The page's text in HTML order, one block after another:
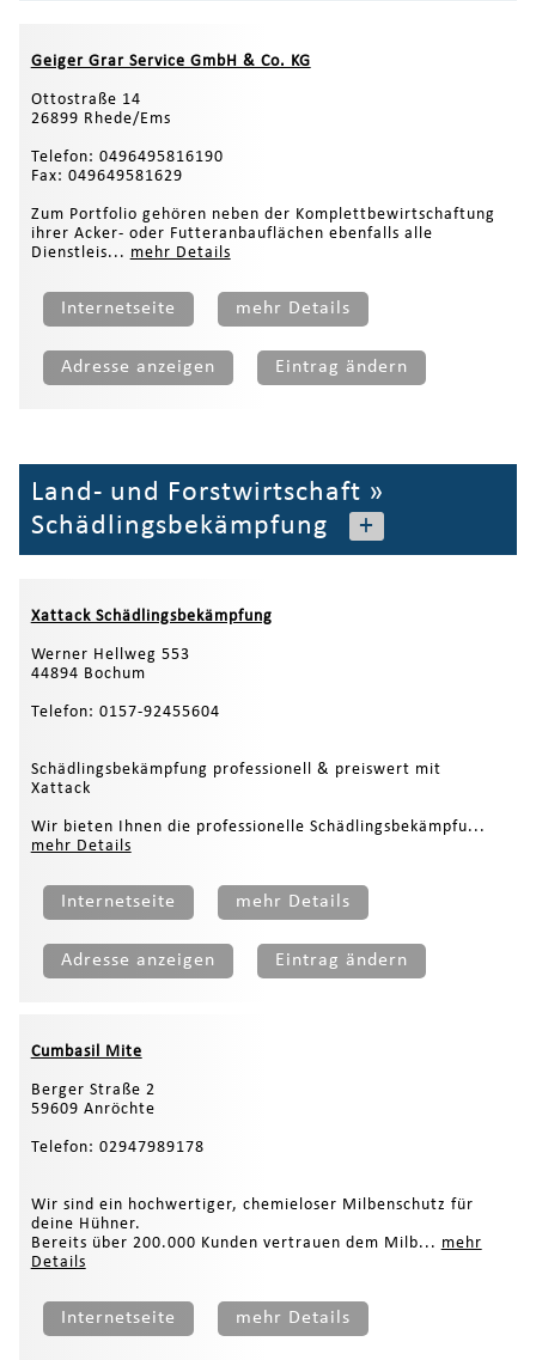
Geiger Grar Service GmbH & Co. KG
Ottostraße 14
26899 Rhede/Ems
Telefon: 0496495816190
Fax: 049649581629
Zum Portfolio gehören neben der Komplettbewirtschaftung
ihrer Acker- oder Futteranbauflächen ebenfalls alle
Dienstleis... mehr Details
Internetseite mehr Details
Adresse anzeigen Eintrag ändern
Land- und Forstwirtschaft »
Schädlingsbekämpfung
+
Xattack Schädlingsbekämpfung
Werner Hellweg 553
44894 Bochum
Telefon: 0157-92455604
Schädlingsbekämpfung professionell & preiswert mit
Xattack
Wir bieten Ihnen die professionelle Schädlingsbekämpfu...
mehr Details
Internetseite mehr Details
Adresse anzeigen Eintrag ändern
Cumbasil Mite
Berger Straße 2
59609 Anröchte
Telefon: 02947989178
Wir sind ein hochwertiger, chemieloser Milbenschutz für
deine Hühner.
Bereits über 200.000 Kunden vertrauen dem Milb... mehr
Details
Internetseite mehr Details